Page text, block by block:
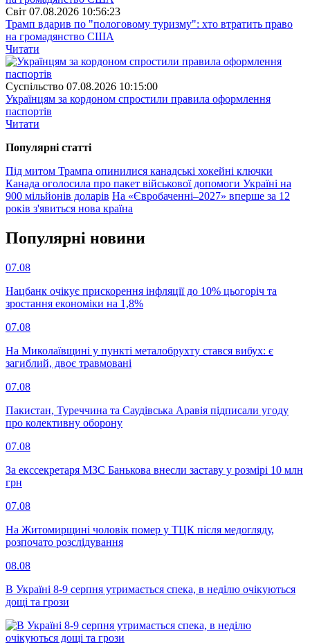
Свiт 07.08.2026 10:56:23
Трамп вдарив по "пологовому туризму": хто втратить право
на громадянство США
Читати
Суспiльство 07.08.2026 10:15:00
Українцям за кордоном спростили правила оформлення
паспортів
Читати
Популярнi статтi
Під митом Трампа опинилися канадські хокейні ключки
Канада оголосила про пакет військової допомоги Україні на
900 мільйонів доларів На «Євробаченні–2027» вперше за 12
років з'явиться нова країна
Популярнi новини
07.08
Нацбанк очікує прискорення інфляції до 10% цьогоріч та
зростання економіки на 1,8%
07.08
На Миколаївщині у пункті металобрухту стався вибух: є
загиблий, двоє травмовані
07.08
Пакистан, Туреччина та Саудівська Аравія підписали угоду
про колективну оборону
07.08
За екссекретаря МЗС Банькова внесли заставу у розмірі 10 млн
грн
07.08
На Житомирщині чоловік помер у ТЦК після медогляду,
розпочато розслідування
08.08
В Україні 8-9 серпня утримається спека, в неділю очікуються
дощі та грози